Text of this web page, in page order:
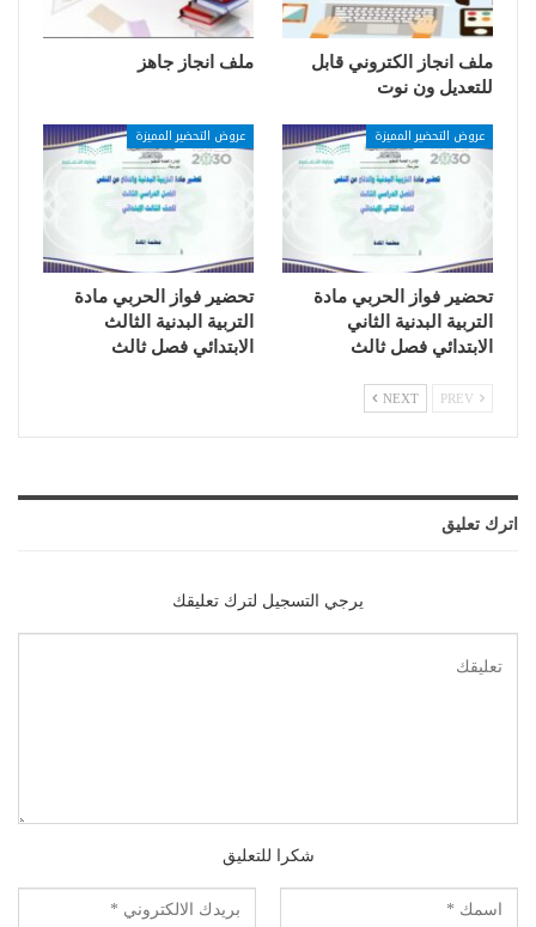
ملف انجاز الكتروني قابل
للتعديل ون نوت
ملف انجاز جاهز
عروض التحضير المميزة
تحضير فواز الحربي مادة
التربية البدنية الثاني
الابتدائي فصل ثالث
عروض التحضير المميزة
تحضير فواز الحربي مادة
التربية البدنية الثالث
الابتدائي فصل ثالث
NEXT
اترك تعليق
يرجي التسجيل لترك تعليقك
شكرا للتعليق